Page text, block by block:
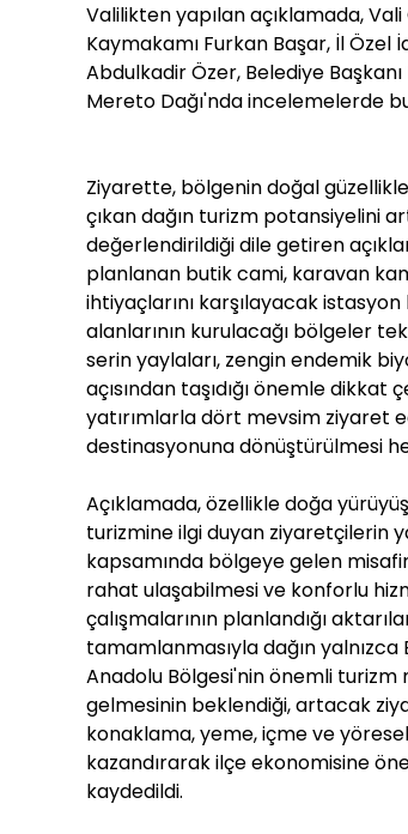
Valilikten yapılan açıklamada,
Kaymakamı Furkan Başar, İl Özel
Abdulkadir Özer, Belediye
Mereto Dağı'nda incelemelerde
Ziyarette, bölgenin doğal
çıkan dağın turizm potansiyelini
değerlendirildiği dile getiren
planlanan butik cami, karavan
ihtiyaçlarını karşılayacak
alanlarının kurulacağı bölgeler
serin yaylaları, zengin endemik
açısından taşıdığı önemle dikkat
yatırımlarla dört mevsim ziyaret
destinasyonuna dönüştürülmesi
Açıklamada, özellikle doğa
turizmine ilgi duyan ziyaretçilerin
kapsamında bölgeye gelen
rahat ulaşabilmesi ve konforlu
çalışmalarının planlandığı
tamamlanmasıyla dağın
Anadolu Bölgesi'nin önemli
gelmesinin beklendiği, artacak
konaklama, yeme, içme ve yöresel
kazandırarak ilçe ekonomisine
kaydedildi.